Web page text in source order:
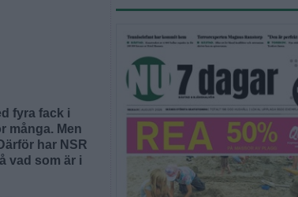
fyra fack i
många. Men
har NSR
vad som är i